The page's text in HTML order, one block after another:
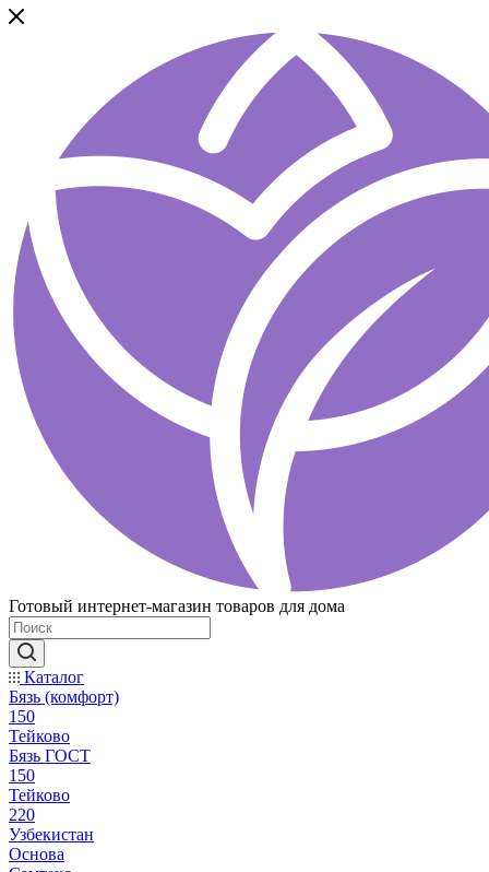
Готовый интернет-магазин товаров для дома
Каталог
Бязь (комфорт)
150
Тейково
Бязь ГОСТ
150
Тейково
220
Узбекистан
Основа